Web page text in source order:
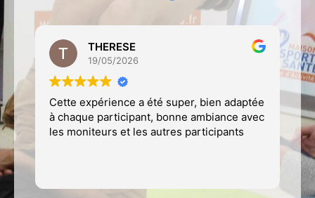
THERESE
19/05/2026
Cette expérience a été super, bien adaptée
à chaque participant, bonne ambiance avec
les moniteurs et les autres participants